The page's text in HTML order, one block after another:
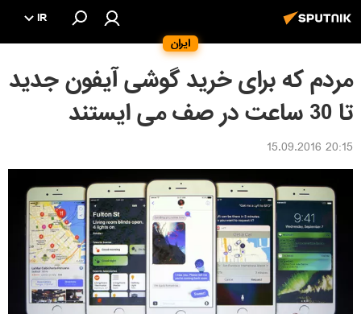
ایران
IR
مردم که برای خرید گوشی آیفون جدید
تا 30 ساعت در صف می ایستند
20:15 15.09.2016